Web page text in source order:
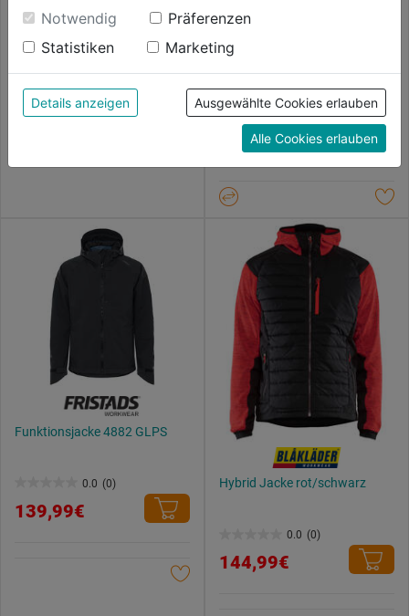
0.0 (0)
114,99€
Strickjacke m. Softshell grau
melange/schwarz
0.0 (0)
0.0
119,99€
Funktionsjacke 4882 GLPS
0.0 (0)
von
139,99€
Hybrid Jacke rot/schwarz
0.0 (0)
von
144,99€
Einwilligung werden die Daten von Drittanbieter,
unter anderem auch in den USA, verarbeitet.
Durch Klick auf "Alle Cookies erlauben" stimmst du
der Verwendung aller Cookies zu. Unter "Details
anzeigen" findest du alle Infos zu den
unterschiedlichen Cookies, unter "Cookies
Konfigurieren" kannst du auswählen, welche Cookies
du zulassen möchtest und welche nicht.
Weitere Informationen findest du in unserer
Notwendig
Präferenzen
Statistiken
Marketing
Details anzeigen Ausgewählte Cookies erlauben
Alle Cookies erlauben